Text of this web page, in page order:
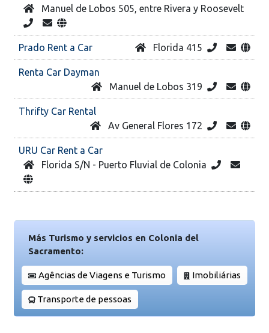
Manuel de Lobos 505, entre Rivera y Roosevelt
Prado Rent a Car Florida 415
Renta Car Dayman
Manuel de Lobos 319
Thrifty Car Rental
Av General Flores 172
URU Car Rent a Car
Florida S/N - Puerto Fluvial de Colonia
Más Turismo y servicios en Colonia del
Sacramento:
Agências de Viagens e Turismo Imobiliárias
Transporte de pessoas